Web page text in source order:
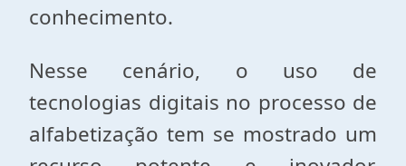
conhecimento.
Nesse cenário, o uso de
tecnologias digitais no processo de
alfabetização tem se mostrado um